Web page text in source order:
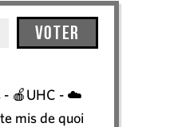
Voter
- 🍎UHC - ☁️
mis de quoi